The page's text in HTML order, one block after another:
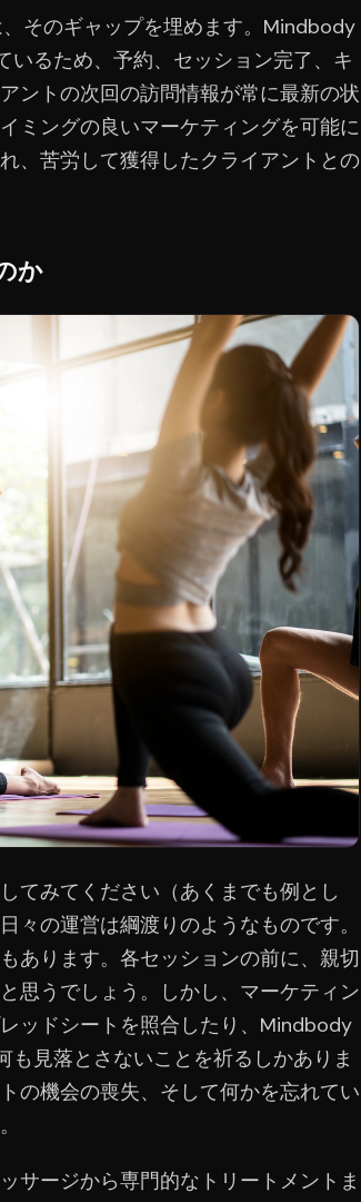
そのギャップを埋めます。Mindbody
るため、予約、セッション完了、キ
ントの次回の訪問情報が常に最新の状
ミングの良いマーケティングを可能に
、苦労して獲得したクライアントとの
か
てみてください（あくまでも例とし
々の運営は綱渡りのようなものです。
あります。各セッションの前に、親切
思うでしょう。しかし、マーケティン
ッドシートを照合したり、Mindbody
見落とさないことを祈るしかありま
の機会の喪失、そして何かを忘れてい
サージから専門的なトリートメントま